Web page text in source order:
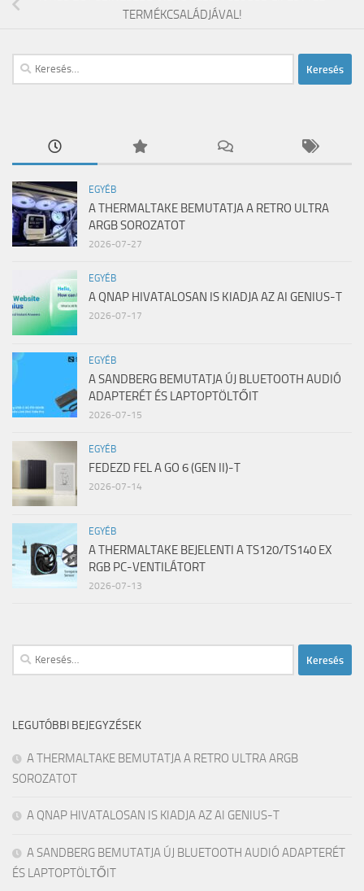
TERMÉKCSALÁDJÁVAL!
Keresés:
EGYÉB
A THERMALTAKE BEMUTATJA A RETRO ULTRA
ARGB SOROZATOT
2026-07-27
EGYÉB
A QNAP HIVATALOSAN IS KIADJA AZ AI GENIUS-T
2026-07-17
EGYÉB
A SANDBERG BEMUTATJA ÚJ BLUETOOTH AUDIÓ
ADAPTERÉT ÉS LAPTOPTÖLTŐIT
2026-07-15
EGYÉB
FEDEZD FEL A GO 6 (GEN II)-T
2026-07-14
EGYÉB
A THERMALTAKE BEJELENTI A TS120/TS140 EX
RGB PC-VENTILÁTORT
2026-07-13
Keresés:
LEGUTÓBBI BEJEGYZÉSEK
A THERMALTAKE BEMUTATJA A RETRO ULTRA ARGB
SOROZATOT
A QNAP HIVATALOSAN IS KIADJA AZ AI GENIUS-T
A SANDBERG BEMUTATJA ÚJ BLUETOOTH AUDIÓ ADAPTERÉT
ÉS LAPTOPTÖLTŐIT